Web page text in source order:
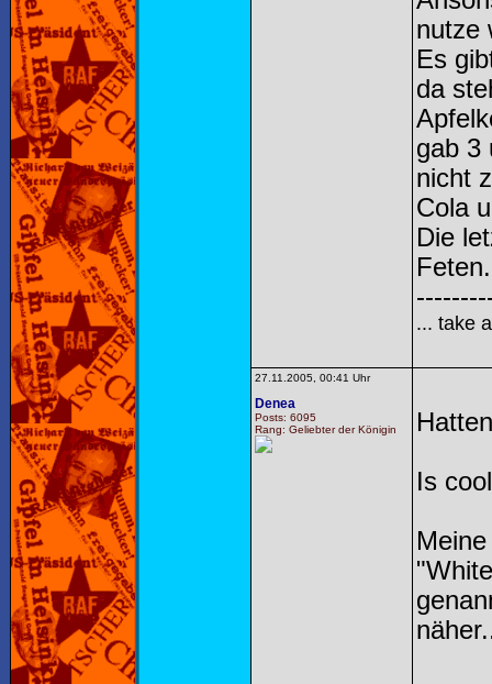
nutze
Es
da
gab 3
nicht
Cola
Die
Feten.
... take
27.11.2005, 00:41 Uhr
Denea
Posts: 6095
Rang: Geliebter der Königin
Is